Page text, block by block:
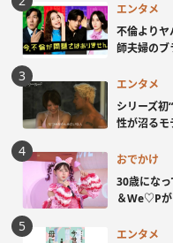
エンタメ
不倫より
師夫婦のブ
エンタメ
シリーズ
性が沼るモ
おでかけ
30歳にな
＆We♡P
エンタメ